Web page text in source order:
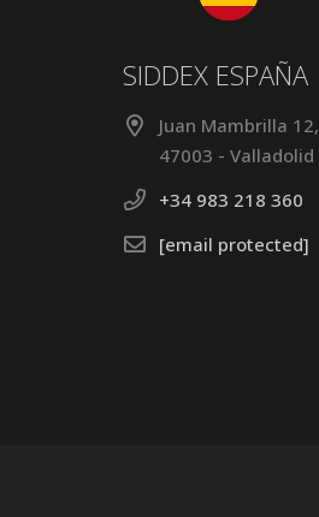
SIDDEX ESPAÑA
Juan Mambrilla 12,
47003 - Valladolid
+34 983 218 360
[email protected]